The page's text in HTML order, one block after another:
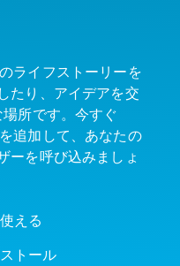
ライフストーリーを
たり、アイデアを交
所です。今すぐ
追加して、あなたの
ーを呼び込みましょ
える
トール